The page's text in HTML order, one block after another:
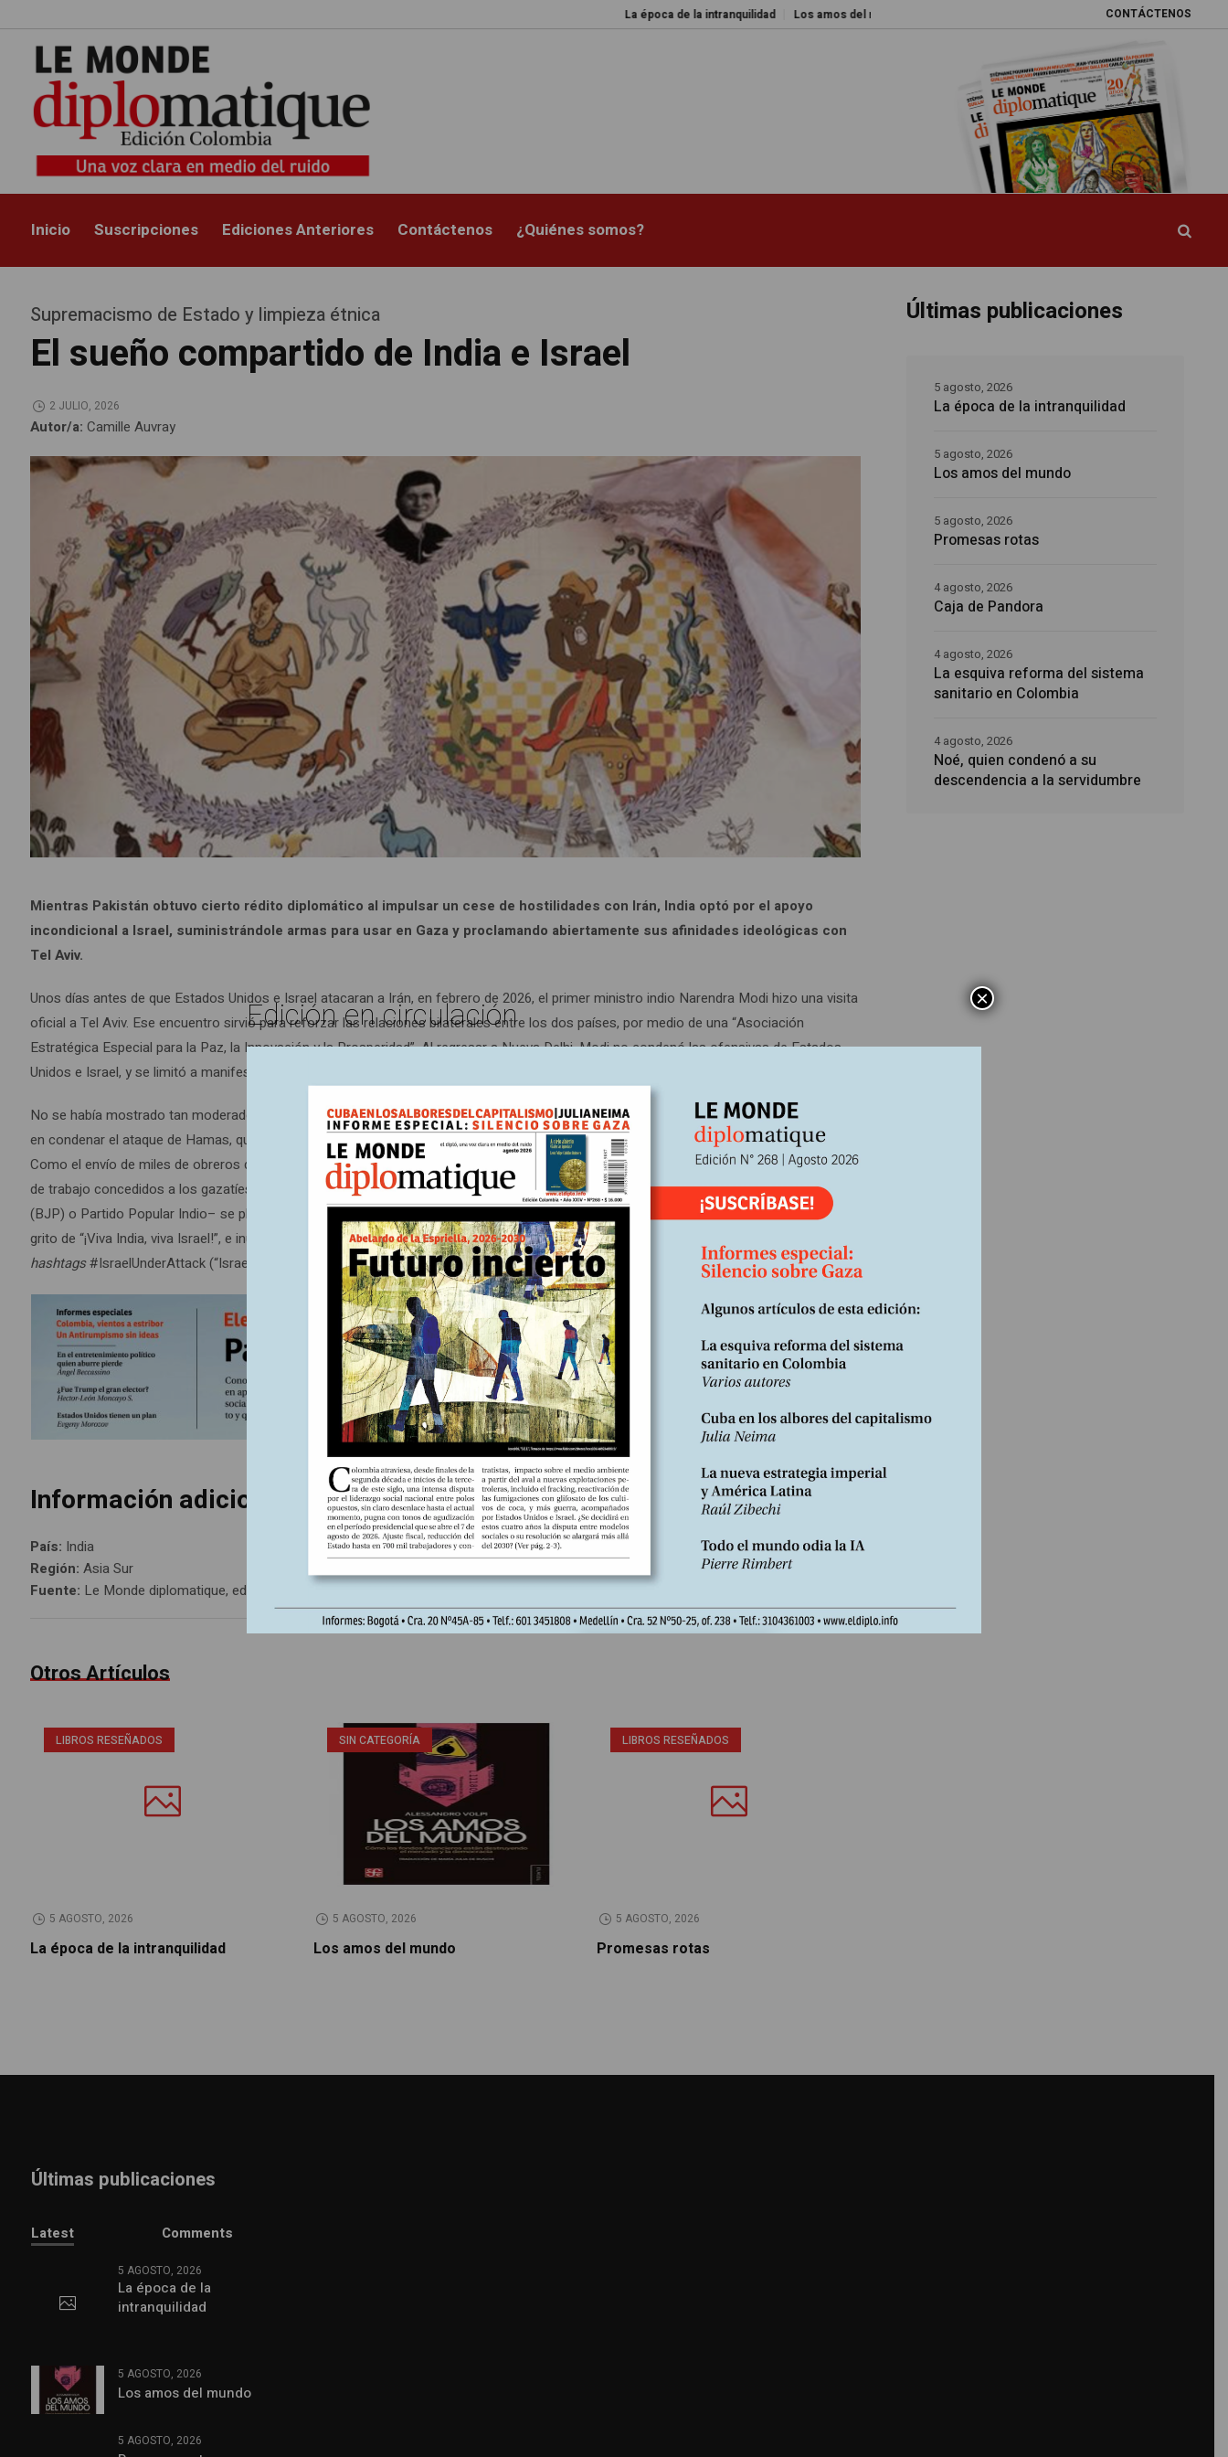
CONTÁCTENOS
La época de la intranquilidad Los amos del mundo Promesas rotas La esquiva reforma del
Inicio Suscripciones Ediciones Anteriores Contáctenos ¿Quiénes somos?
Supremacismo de Estado y limpieza étnica
El sueño compartido de India e Israel
2 JULIO, 2026
Autor/a:Camille Auvray
Mientras Pakistán obtuvo cierto rédito diplomático al impulsar un cese de hostilidades con Irán, India optó por el apoyo
incondicional a Israel, suministrándole armas para usar en Gaza y proclamando abiertamente sus afinidades ideológicas con
Tel Aviv.
Unos días antes de que Estados Unidos e Israel atacaran a Irán, en febrero de 2026, el primer ministro indio Narendra Modi hizo una visita
oficial a Tel Aviv. Ese encuentro sirvió para reforzar las relaciones bilaterales entre los dos países, por medio de una “Asociación
Estratégica Especial para la Paz, la Innovación y la Prosperidad”. Al regresar a Nueva Delhi, Modi no condenó las ofensivas de Estados
Unidos e Israel, y se limitó a manifestar su “profunda inquietud”.
No se había mostrado tan moderado después del 7 de octubre de 2023. En ese momento, Modi fue uno de los primeros jefes de Estado
en condenar el ataque de Hamas, que calificó inmediatamente de “terrorista”, para luego multiplicar las muestras de apoyo a Tel Aviv.
Como el envío de miles de obreros de la construcción, para compensar la mano de obra que Israel había perdido al revocar los permisos
de trabajo concedidos a los gazatíes, el 10 de octubre. La galaxia supremacista que rodea al partido de Modi –el Bharatiya Janata Party
(BJP) o Partido Popular Indio– se plegó rápidamente a esta vía de acción: organizó numerosas manifestaciones en apoyo a Israel, al
grito de “¡Viva India, viva Israel!”, e inundó las redes sociales; al parecer, la gran mayoría de los mensajes publicados en X con los
hashtags#IsraelUnderAttack (“Israel atacado”) y #IStandWithIsrael (“Yo apoyo a Israel”) proceden de India (1).
Información adicional
País: India
Región:Asia Sur
Fuente: Le Monde diplomatique, edición Colombia Nº267, julio 2026
Otros Artículos
LIBROS RESEÑADOS
5 AGOSTO, 2026
La época de la intranquilidad
SIN CATEGORÍA
5 AGOSTO, 2026
Los amos del mundo
LIBROS RESEÑADOS
5 AGOSTO, 2026
Promesas rotas
Últimas publicaciones
La época de la intranquilidad
5 agosto, 2026
Los amos del mundo
5 agosto, 2026
Promesas rotas
5 agosto, 2026
Caja de Pandora
4 agosto, 2026
La esquiva reforma del sistema
sanitario en Colombia
4 agosto, 2026
Noé, quien condenó a su
descendencia a la servidumbre
4 agosto, 2026
Últimas publicaciones
Latest Comments
5 AGOSTO, 2026
La época de la
intranquilidad
5 AGOSTO, 2026
Los amos del mundo
5 AGOSTO, 2026
Edición en circulación ×